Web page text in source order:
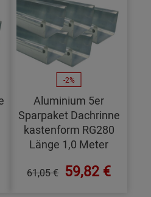
-2%
Aluminium 5er
Sparpaket Dachrinne
kastenform RG280
Länge 1,0 Meter
61,05 € 59,82 €